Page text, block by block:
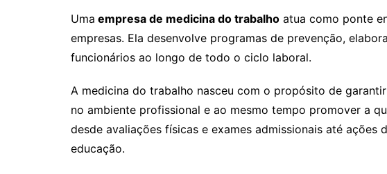
Uma empresa de medicina do trabalho atua como ponte
empresas. Ela desenvolve programas de prevenção,
funcionários ao longo de todo o ciclo laboral.
A medicina do trabalho nasceu com o propósito de
no ambiente profissional e ao mesmo tempo promover a
desde avaliações físicas e exames admissionais até ações
educação.